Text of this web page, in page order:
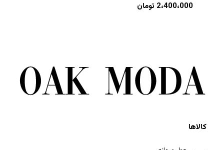
2،400،000 تومان
کالاها